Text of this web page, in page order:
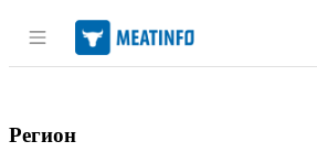
Раздел навигации по
Новая птицефабрика на
Фильтры
Регион